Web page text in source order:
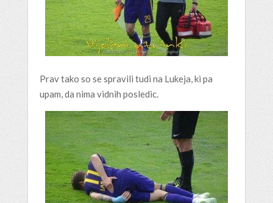
Prav tako so se spravili tudi na Lukeja, ki pa
upam, da nima vidnih posledic.